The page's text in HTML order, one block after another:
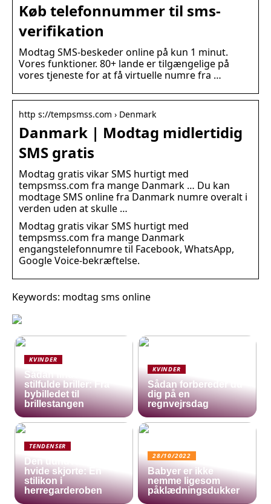
Køb telefonnummer til sms-
verifikation
Modtag SMS-beskeder online på kun 1 minut.
Vores funktioner. 80+ lande er tilgængelige på
vores tjeneste for at få virtuelle numre fra …
http s://tempsmss.com › Denmark
Danmark | Modtag midlertidig
SMS gratis
Modtag gratis vikar SMS hurtigt med
tempsmss.com fra mange Danmark … Du kan
modtage SMS online fra Danmark numre overalt i
verden uden at skulle …
Modtag gratis vikar SMS hurtigt med
tempsmss.com fra mange Danmark
engangstelefonnumre til Facebook, WhatsApp,
Google Voice-bekræftelse.
Keywords: modtag sms online
KVINDER
Sådan finder du
stilfulde briller: Fra
bybilledet til
brillestangen
KVINDER
Sådan forbereder du
dig på en
regnvejrsdag
TENDENSER
Den uundværlige
hvide skjorte: En
stilikon i
herregarderoben
28/10/2022
Babyer er ikke
nemme ligesom
påklædningsdukker